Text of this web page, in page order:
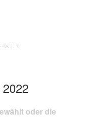
web
oder die